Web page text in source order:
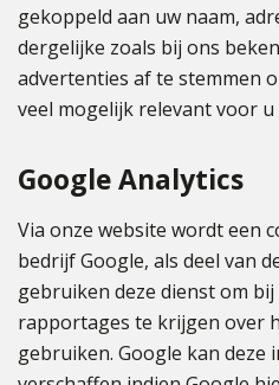
gekoppeld aan uw naam,
dergelijke zoals bij ons
advertenties af te stemmen
veel mogelijk relevant voor u
Google Analytics
Via onze website wordt een
bedrijf Google, als deel van
gebruiken deze dienst om
rapportages te krijgen over
gebruiken. Google kan deze